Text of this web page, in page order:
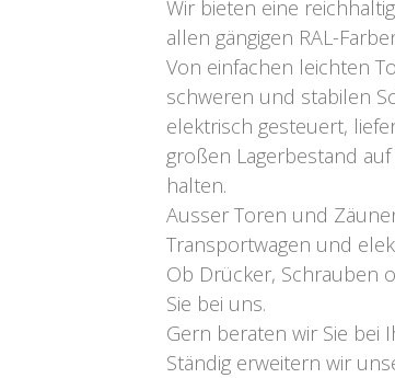
Wir bieten eine
allen gängigen RAL-
Von einfachen leichten
schweren und stabilen
elektrisch gesteuert,
großen Lagerbestand
halten.
Ausser Toren und
Transportwagen und
Ob Drücker, Schrauben
Sie bei uns.
Gern beraten wir Sie bei
Ständig erweitern wir